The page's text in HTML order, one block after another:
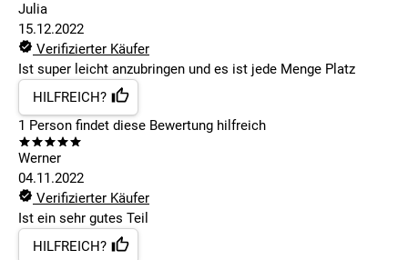
Julia
15.12.2022
Verifizierter Käufer
Ist super leicht anzubringen und es ist jede Menge Platz
HILFREICH?
1 Person findet diese Bewertung hilfreich
Werner
04.11.2022
Verifizierter Käufer
Ist ein sehr gutes Teil
HILFREICH?